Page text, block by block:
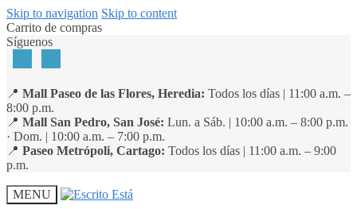
Skip to navigation Skip to content
Carrito de compras
Síguenos
📍 Mall Paseo de las Flores, Heredia: Todos los días | 11:00 a.m. –
8:00 p.m.
📍 Mall San Pedro, San José: Lun. a Sáb. | 10:00 a.m. – 8:00 p.m.
· Dom. | 10:00 a.m. – 7:00 p.m.
📍 Paseo Metrópoli, Cartago: Todos los días | 11:00 a.m. – 9:00
p.m.
MENU